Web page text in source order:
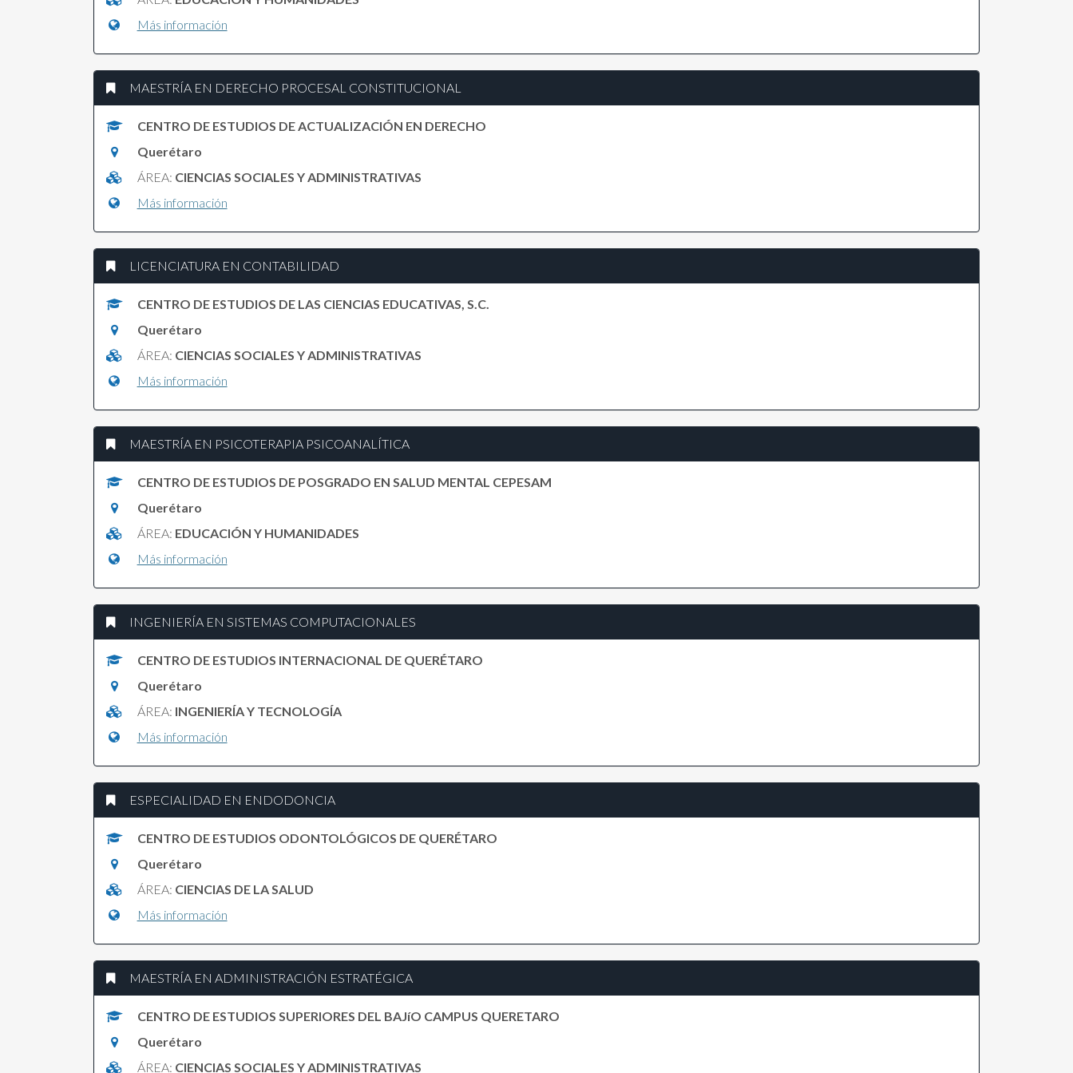
Más información
MAESTRÍA EN DERECHO PROCESAL CONSTITUCIONAL
CENTRO DE ESTUDIOS DE ACTUALIZACIÓN EN DERECHO
Querétaro
ÁREA: CIENCIAS SOCIALES Y ADMINISTRATIVAS
Más información
LICENCIATURA EN CONTABILIDAD
CENTRO DE ESTUDIOS DE LAS CIENCIAS EDUCATIVAS, S.C.
Querétaro
ÁREA: CIENCIAS SOCIALES Y ADMINISTRATIVAS
Más información
MAESTRÍA EN PSICOTERAPIA PSICOANALÍTICA
CENTRO DE ESTUDIOS DE POSGRADO EN SALUD MENTAL CEPESAM
Querétaro
ÁREA: EDUCACIÓN Y HUMANIDADES
Más información
INGENIERÍA EN SISTEMAS COMPUTACIONALES
CENTRO DE ESTUDIOS INTERNACIONAL DE QUERÉTARO
Querétaro
ÁREA: INGENIERÍA Y TECNOLOGÍA
Más información
ESPECIALIDAD EN ENDODONCIA
CENTRO DE ESTUDIOS ODONTOLÓGICOS DE QUERÉTARO
Querétaro
ÁREA: CIENCIAS DE LA SALUD
Más información
MAESTRÍA EN ADMINISTRACIÓN ESTRATÉGICA
CENTRO DE ESTUDIOS SUPERIORES DEL BAJíO CAMPUS QUERETARO
Querétaro
ÁREA: CIENCIAS SOCIALES Y ADMINISTRATIVAS